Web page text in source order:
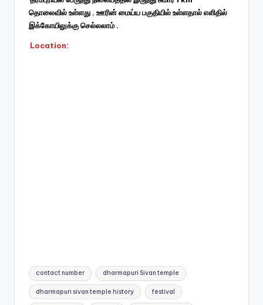
தொலைவில் உள்ளது . ஊரின் மைய்ய பகுதியில் உள்ளதால் எளிதில்
இக்கோயிலுக்கு செல்லலாம் .
Location:
Tags:
contact number dharmapuri Sivan temple
dharmapuri sivan temple history festival